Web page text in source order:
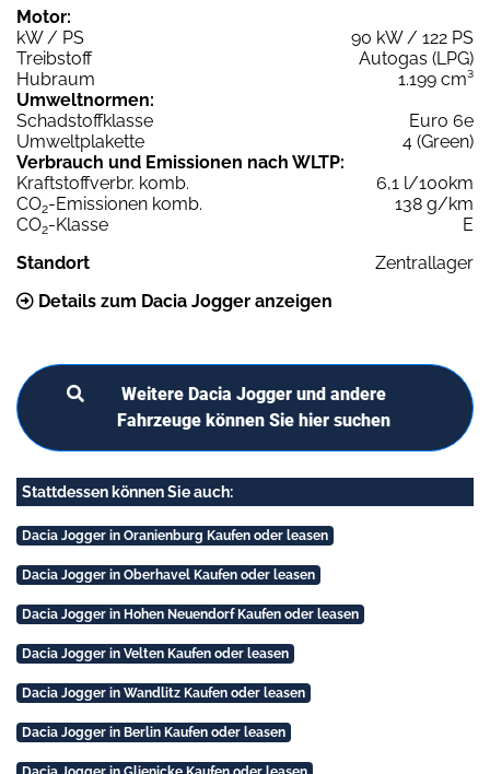
Motor:
kW / PS
90 kW / 122 PS
Treibstoff
Autogas (LPG)
Hubraum
1.199 cm³
Umweltnormen:
Schadstoffklasse
Euro 6e
Umweltplakette
4 (Green)
Verbrauch und Emissionen nach WLTP:
Kraftstoffverbr. komb.
6,1 l/100km
CO2-Emissionen komb.
138 g/km
CO2-Klasse
E
Standort
Zentrallager
Details zum Dacia Jogger anzeigen
Weitere Dacia Jogger und andere
Fahrzeuge können Sie hier suchen
Stattdessen können Sie auch:
Dacia Jogger in Oranienburg Kaufen oder leasen
Dacia Jogger in Oberhavel Kaufen oder leasen
Dacia Jogger in Hohen Neuendorf Kaufen oder leasen
Dacia Jogger in Velten Kaufen oder leasen
Dacia Jogger in Wandlitz Kaufen oder leasen
Dacia Jogger in Berlin Kaufen oder leasen